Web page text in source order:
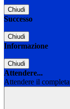
Chiudi
Successo
Chiudi
Informazione
Chiudi
Attendere...
Attendere il